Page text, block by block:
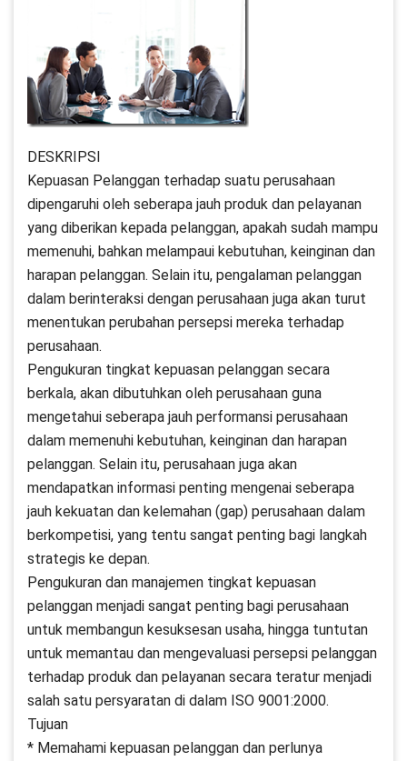
DESKRIPSI
Kepuasan Pelanggan terhadap suatu perusahaan
dipengaruhi oleh seberapa jauh produk dan pelayanan
yang diberikan kepada pelanggan, apakah sudah mampu
memenuhi, bahkan melampaui kebutuhan, keinginan dan
harapan pelanggan. Selain itu, pengalaman pelanggan
dalam berinteraksi dengan perusahaan juga akan turut
menentukan perubahan persepsi mereka terhadap
perusahaan.
Pengukuran tingkat kepuasan pelanggan secara
berkala, akan dibutuhkan oleh perusahaan guna
mengetahui seberapa jauh performansi perusahaan
dalam memenuhi kebutuhan, keinginan dan harapan
pelanggan. Selain itu, perusahaan juga akan
mendapatkan informasi penting mengenai seberapa
jauh kekuatan dan kelemahan (gap) perusahaan dalam
berkompetisi, yang tentu sangat penting bagi langkah
strategis ke depan.
Pengukuran dan manajemen tingkat kepuasan
pelanggan menjadi sangat penting bagi perusahaan
untuk membangun kesuksesan usaha, hingga tuntutan
untuk memantau dan mengevaluasi persepsi pelanggan
terhadap produk dan pelayanan secara teratur menjadi
salah satu persyaratan di dalam ISO 9001:2000.
Tujuan
* Memahami kepuasan pelanggan dan perlunya